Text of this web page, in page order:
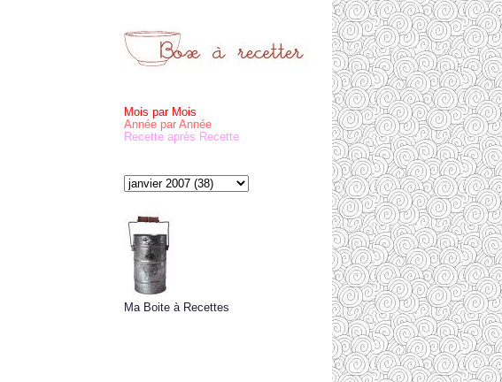
Mois par Mois
Année par Année
Recette après Recette
Ma Boite à Recettes